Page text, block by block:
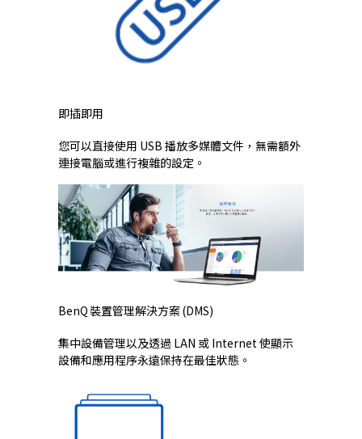
即插即用
您可以直接使用 USB 播放多媒體文件，無需額外
連接電腦或進行複雜的設定。
BenQ 裝置管理解決方案 (DMS)
集中設備管理以及透過 LAN 或 Internet 使顯示
設備和應用程序永遠保持在最佳狀態。